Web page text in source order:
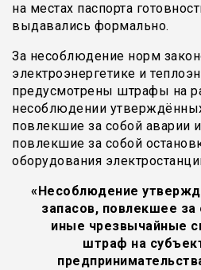
на местах паспорта
выдавались формально.
За несоблюдение норм
электроэнергетике и
предусмотрены штрафы на
несоблюдении
повлекшие за собой аварии
повлекшие за собой
оборудования
«Несоблюдение
запасов, повлекшее за
иные чрезвычайные
штраф на